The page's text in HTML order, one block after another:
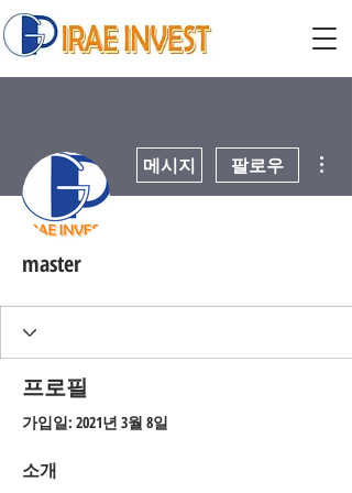
메시지 팔로우
master
프로필
가입일: 2021년 3월 8일
소개